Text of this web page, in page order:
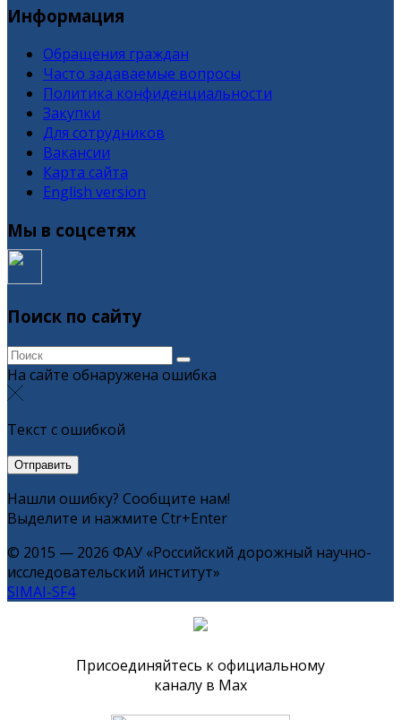
Информация
Обращения граждан
Часто задаваемые вопросы
Политика конфиденциальности
Закупки
Для сотрудников
Вакансии
Карта сайта
English version
Мы в соцсетях
Поиск по сайту
На сайте обнаружена ошибка
Текст с ошибкой
Нашли ошибку? Сообщите нам!
Выделите и нажмите Ctr+Enter
© 2015 — 2026 ФАУ «Российский дорожный научно-
исследовательский институт»
SIMAI-SF4
Присоединяйтесь к официальному
каналу в Max